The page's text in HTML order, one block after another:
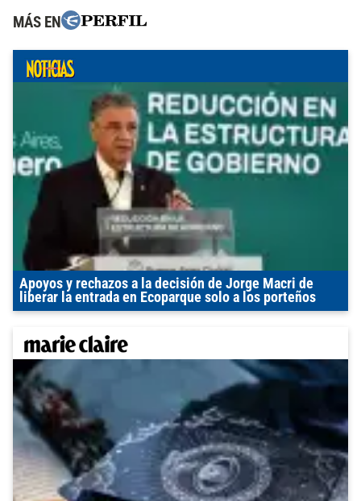
MÁS EN
Apoyos y rechazos a la decisión de Jorge Macri de
liberar la entrada en Ecoparque solo a los porteños